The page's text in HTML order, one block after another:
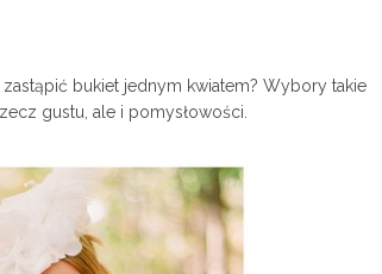
bukiet jednym kwiatem? Wybory takie
gustu, ale i pomysłowości.